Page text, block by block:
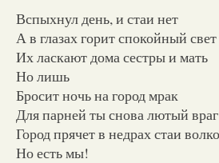
Вспыхнул день, и стаи нет
А в глазах горит спокойный свет
Их ласкают дома сестры и мать
Но лишь
Бросит ночь на город мрак
Для парней ты снова лютый враг
Город прячет в недрах стаи
Но есть мы!